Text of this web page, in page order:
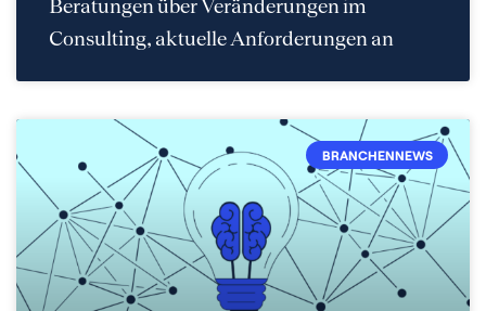
Beratungen über Veränderungen im
Consulting, aktuelle Anforderungen an
BRANCHENNEWS